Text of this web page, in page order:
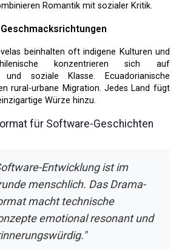
Romantik mit sozialer Kritik.
konzentrieren sich auf
und soziale Klasse. Ecuadorianische
rural-urbane Migration. Jedes Land fügt
Würze hinzu.
für Software-Geschichten
Entwicklung ist im
menschlich. Das Drama-
macht technische
emotional resonant und